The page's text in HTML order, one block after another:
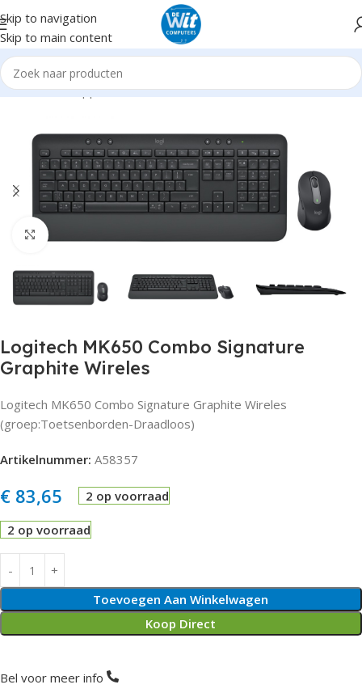
Skip to navigation
Skip to main content
Home Randapparatuur Toetsenborden Draadloos
Click to enlarge
Logitech MK650 Combo Signature
Graphite Wireles
Logitech MK650 Combo Signature Graphite Wireles
(groep:Toetsenborden-Draadloos)
Artikelnummer: A58357
€ 83,65 2 op voorraad
2 op voorraad
Toevoegen Aan Winkelwagen
Koop Direct
Bel voor meer info